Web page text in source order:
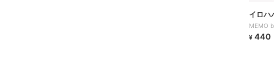
イロハ
MEMO
¥ 440